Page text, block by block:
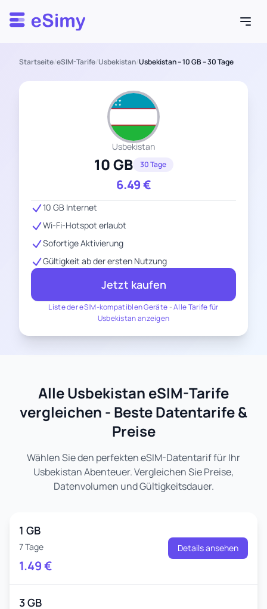
Esimy
Startseite/eSIM-Tarife/Usbekistan/Usbekistan – 10 GB – 30 Tage
Usbekistan
10 GB 30 Tage
6.49€
Liste der eSIM-kompatiblen Geräte -Alle Tarife für
Usbekistan anzeigen
10 GB Internet
Wi-Fi-Hotspot erlaubt
Sofortige Aktivierung
Gültigkeit ab der ersten Nutzung
Jetzt kaufen
Alle Usbekistan eSIM-Tarife
vergleichen - Beste Datentarife &
Preise
Wählen Sie den perfekten eSIM-Datentarif für Ihr
Usbekistan Abenteuer. Vergleichen Sie Preise,
Datenvolumen und Gültigkeitsdauer.
1 GB
7 Tage
1.49€
Details ansehen
3 GB